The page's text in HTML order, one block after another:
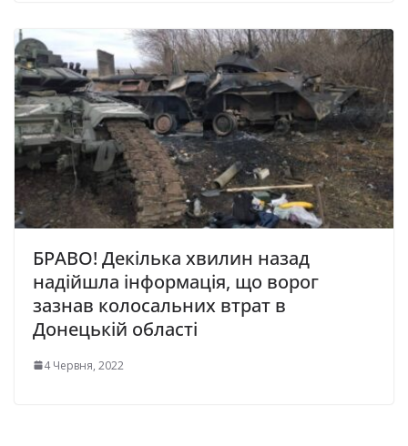
БРАВО! Декілька хвилин назад
надійшла інформація, що ворог
зазнав колосальних втрат в
Донецькій області
4 Червня, 2022